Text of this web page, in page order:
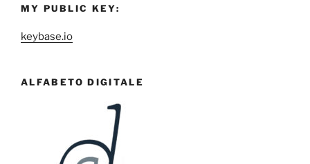
MY PUBLIC KEY:
keybase.io
ALFABETO DIGITALE